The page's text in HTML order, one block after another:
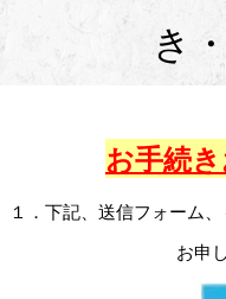
き
お手続
１．下記、送信フォーム
お申